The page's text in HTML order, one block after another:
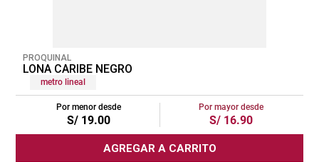
PROQUINAL
LONA CARIBE NEGRO
metro lineal
Por menor desde
S/ 19.00
Por mayor desde
S/ 16.90
AGREGAR A CARRITO